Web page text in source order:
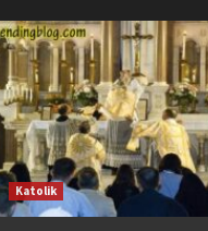
Katolik